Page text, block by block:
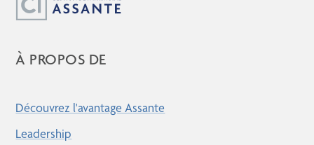
À PROPOS DE
Découvrez l'avantage Assante
Leadership